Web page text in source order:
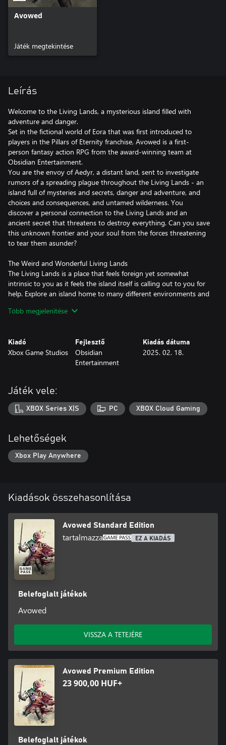
Avowed
Játék megtekintése
Leírás
Welcome to the Living Lands, a mysterious island filled with
adventure and danger.
Set in the fictional world of Eora that was first introduced to
players in the Pillars of Eternity franchise, Avowed is a first-
person fantasy action RPG from the award-winning team at
Obsidian Entertainment.
You are the envoy of Aedyr, a distant land, sent to investigate
rumors of a spreading plague throughout the Living Lands - an
island full of mysteries and secrets, danger and adventure, and
choices and consequences, and untamed wilderness. You
discover a personal connection to the Living Lands and an
ancient secret that threatens to destroy everything. Can you save
this unknown frontier and your soul from the forces threatening
to tear them asunder?
The Weird and Wonderful Living Lands
The Living Lands is a place that feels foreign yet somewhat
intrinsic to you as it feels the island itself is calling out to you for
help. Explore an island home to many different environments and
way. Dig into your grimoire for spells to trap, freeze or burn
enemies, bash them with your shield, or use range bows to
attack from a distance.
Companions as part of your journey
Companions from a spread of species will fight alongside you,
with their own unique set of abilities. From a former mercenary
to an eccentric wizard, they will be part of your journey with your
Több megjelenítése
Kiadó
Xbox Game Studios
Fejlesztő
Obsidian
Entertainment
Kiadás dátuma
2025. 02. 18.
Játék vele:
XBOX Series X|S PC XBOX Cloud Gaming
Lehetőségek
Xbox Play Anywhere
Kiadások összehasonlítása
Avowed Standard Edition
tartalmazza EZ A KIADÁS
Belefoglalt játékok
Avowed
VISSZA A TETEJÉRE
Avowed Premium Edition
23 900,00 HUF+
Belefoglalt játékok